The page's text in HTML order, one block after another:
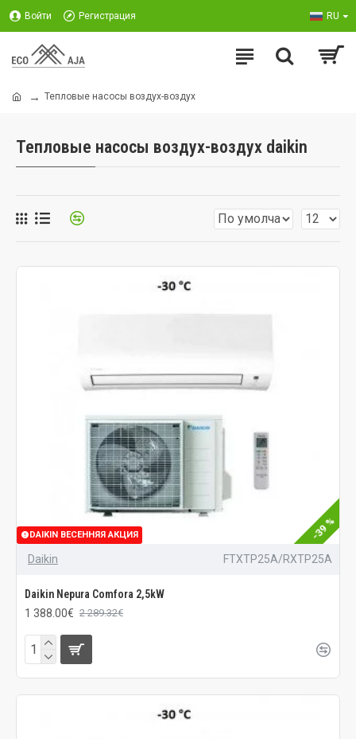
Войти Регистрация RU
Тепловые насосы воздух-воздух
Тепловые насосы воздух-воздух daikin
DAIKIN ВЕСЕННЯЯ АКЦИЯ -39 %
Daikin FTXTP25A/RXTP25A
Daikin Nepura Comfora 2,5kW
1 388.00€ 2 289.32€